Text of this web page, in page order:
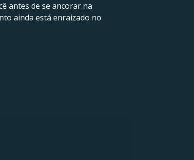
antes de se ancorar na
ainda está enraizado no